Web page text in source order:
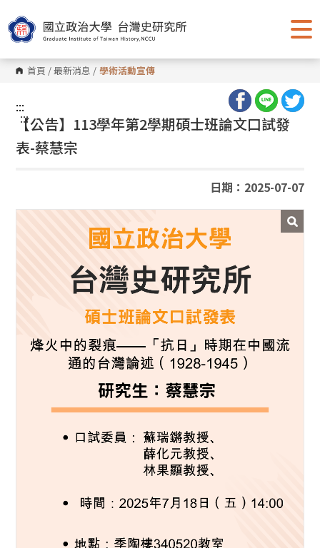
到
主
要
內
容
區 首頁 /最新消息 / 學術活動宣傳
:::
:::
【公告】113學年第2學期碩士班論文口試發
表-蔡慧宗
日期：2025-07-07